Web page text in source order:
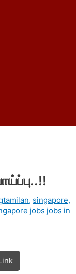
, singapore,
jobs jobs in